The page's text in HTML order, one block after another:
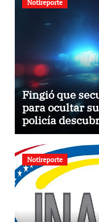
Notireporte
Fingió que
para ocultar
policía
Notireporte